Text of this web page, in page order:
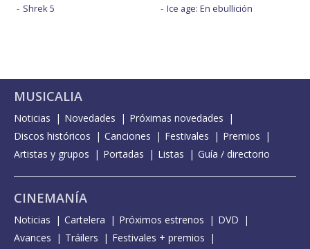
Shrek 5
Ice age: En ebullición
MUSICALIA
Noticias Novedades
Próximas novedades
Discos históricos
Canciones Festivales
Premios
Artistas y grupos
Portadas Listas Guía / directorio
CINEMANÍA
Noticias Cartelera Próximos estrenos
DVD
Avances
Tráilers Festivales + premios